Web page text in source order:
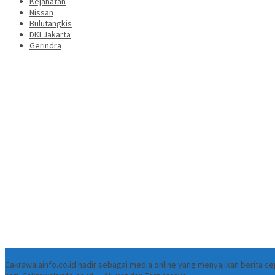
Nissan
Bulutangkis
DKI Jakarta
Gerindra
Cakrawalainfo.co.id hadir sebagai media online yang menyajikan berita